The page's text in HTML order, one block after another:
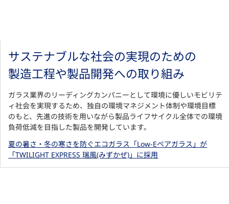
サステナブルな社会の実現のための
製造工程や製品開発への取り組み
ガラス業界のリーディングカンパニーとして環境に優しいモビリテ
ィ社会を実現するため、独自の環境マネジメント体制や環境目標
のもと、先進の技術を用いながら製品ライフサイクル全体での環境
負荷低減を目指した製品を開発しています。
夏の暑さ・冬の寒さを防ぐエコガラス「Low-Eペアガラス」が
「TWILIGHT EXPRESS 瑞風(みずかぜ)」に採用